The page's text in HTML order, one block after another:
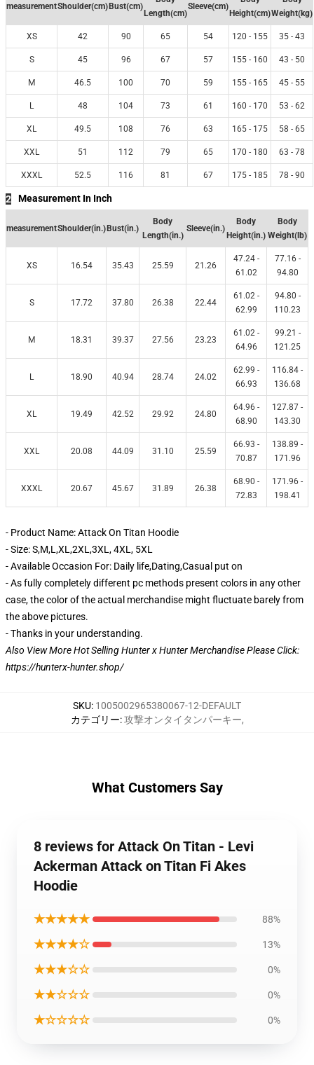
measurementShoulder(cm) Bust(cm)
Length(cm)
Sleeve(cm)
Height(cm)Weight(kg)
XS 42 90 65 54 120 - 155 35 - 43
S 45 96 67 57 155 - 160 43 - 50
M 46.5 100 70 59 155 - 165 45 - 55
L 48 104 73 61 160 - 170 53 - 62
XL 49.5 108 76 63 165 - 175 58 - 65
XXL 51 112 79 65 170 - 180 63 - 78
XXXL 52.5 116 81 67 175 - 185 78 - 90
2 Measurement In Inch
measurementShoulder(in.) Bust(in.)
Body
Length(in.)
Sleeve(in.)
Body
Height(in.)
Body
Weight(lb)
XS 16.54 35.43 25.59 21.26
47.24 -
61.02
77.16 -
94.80
S 17.72 37.80 26.38 22.44
61.02 -
62.99
94.80 -
110.23
M 18.31 39.37 27.56 23.23
61.02 -
64.96
99.21 -
121.25
L 18.90 40.94 28.74 24.02
62.99 -
66.93
116.84 -
136.68
XL 19.49 42.52 29.92 24.80
64.96 -
68.90
127.87 -
143.30
XXL 20.08 44.09 31.10 25.59
66.93 -
70.87
138.89 -
171.96
XXXL 20.67 45.67 31.89 26.38
68.90 -
72.83
171.96 -
198.41
- Product Name: Attack On Titan Hoodie
- Size: S,M,L,XL,2XL,3XL, 4XL, 5XL
- Available Occasion For: Daily life,Dating,Casual put on
- As fully completely different pc methods present colors in any other
case, the color of the actual merchandise might fluctuate barely from
the above pictures.
- Thanks in your understanding.
Also View More Hot Selling Hunter x Hunter Merchandise Please Click:
https://hunterx-hunter.shop/
SKU: 1005002965380067-12-DEFAULT
カテゴリー:攻撃オンタイタンパーキー,
What Customers Say
8 reviews for Attack On Titan - Levi
Ackerman Attack on Titan Fi Akes
Hoodie
★★★★★ 88%
★★★★☆ 13%
★★★☆☆ 0%
★★☆☆☆ 0%
★☆☆☆☆ 0%